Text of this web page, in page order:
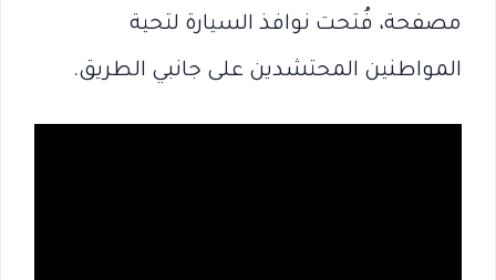
مصفحة، فُتحت نوافذ السيارة لتحية
المواطنين المحتشدين على جانبي الطريق.